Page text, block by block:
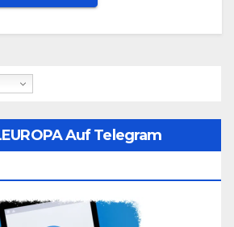
Auf Telegram